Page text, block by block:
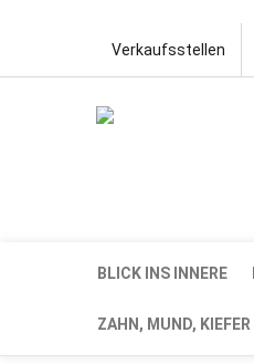
Verkaufsstellen
BLICK INS INNERE
ZAHN, MUND, KIEFER